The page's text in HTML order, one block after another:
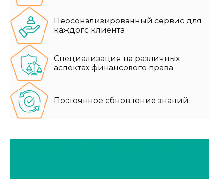
Персонализированный сервис для
каждого клиента
Специализация на различных
аспектах финансового права
Постоянное обновление знаний